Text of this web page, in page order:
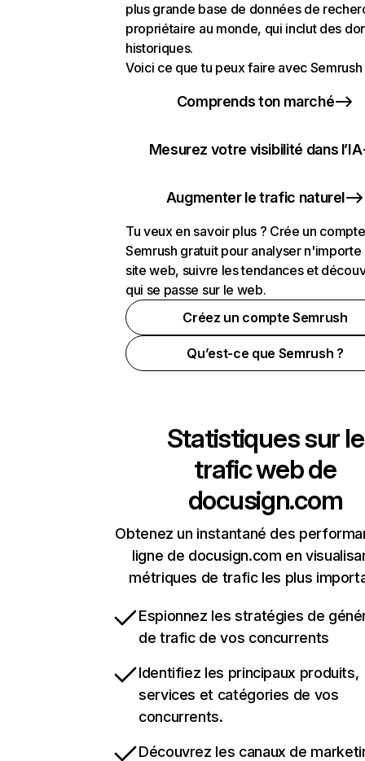
plus grande base de données de
propriétaire au monde, qui inclut des
historiques.
Voici ce que tu peux faire avec Semrush
Comprends ton marché
Mesurez votre visibilité dans l’IA
Augmenter le trafic naturel
Tu veux en savoir plus ? Crée un compte
Semrush gratuit pour analyser n'importe
site web, suivre les tendances et
qui se passe sur le web.
Créez un compte Semrush
Qu’est-ce que Semrush ?
Statistiques sur le
trafic web de
docusign.com
Obtenez un instantané des
ligne de docusign.com en
métriques de trafic les plus
Espionnez les stratégies de
de trafic de vos concurrents
Identifiez les principaux produits,
services et catégories de vos
concurrents.
Découvrez les canaux de